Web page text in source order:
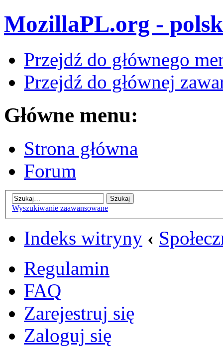
MozillaPL.org -
Przejdź do głównego
Przejdź do głównej
Główne menu:
Strona główna
Forum
Wyszukiwanie zaawansowane
Indeks witryny ‹
Regulamin
FAQ
Zarejestruj się
Zaloguj się